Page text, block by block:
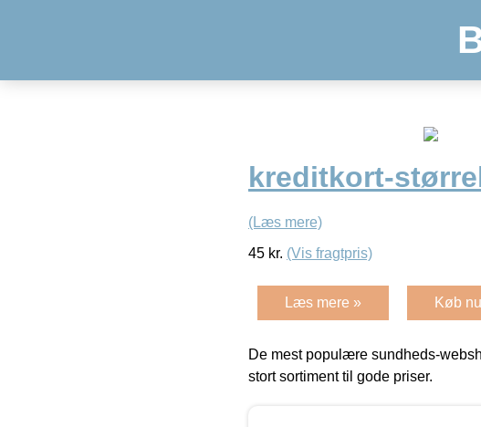
kreditkort-
(Læs mere)
45 kr. (Vis fragtpris)
Læs mere » Køb
De mest populære sundheds-
stort sortiment til gode priser.